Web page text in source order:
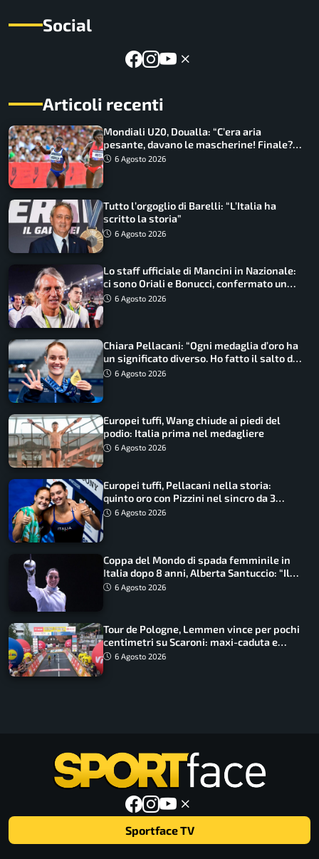
Social
Articoli recenti
Mondiali U20, Doualla: “C’era aria
pesante, davano le mascherine! Finale?
Non ho nulla da perdere”
6 Agosto 2026
Tutto l’orgoglio di Barelli: “L’Italia ha
scritto la storia”
6 Agosto 2026
Lo staff ufficiale di Mancini in Nazionale:
ci sono Oriali e Bonucci, confermato un
ritorno
6 Agosto 2026
Chiara Pellacani: “Ogni medaglia d’oro ha
un significato diverso. Ho fatto il salto di
qualità”
6 Agosto 2026
Europei tuffi, Wang chiude ai piedi del
podio: Italia prima nel medagliere
6 Agosto 2026
Europei tuffi, Pellacani nella storia:
quinto oro con Pizzini nel sincro da 3
metri
6 Agosto 2026
Coppa del Mondo di spada femminile in
Italia dopo 8 anni, Alberta Santuccio: “Il
lavoro dà sempre i suoi frutti”
6 Agosto 2026
Tour de Pologne, Lemmen vince per pochi
centimetri su Scaroni: maxi-caduta e
tappa accorciata
6 Agosto 2026
Sportface TV